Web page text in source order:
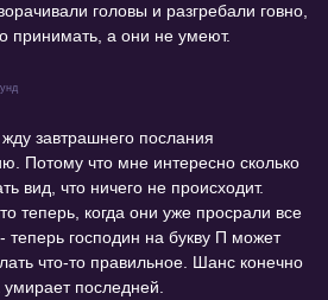
головы и разгребали говно,
принимать, а они не умеют.
завтрашнего послания
Потому что мне интересно сколько
вид, что ничего не происходит.
теперь, когда они уже просрали все
господин на букву П может
что-то правильное. Шанс конечно
последней.